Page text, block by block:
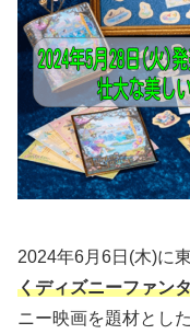
2024年6月6日(木)に
くディズニーファン
ニー映画を題材とし